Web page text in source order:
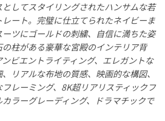
してスタイリングされたハンサムな若
ート。完璧に仕立てられたネイビーま
ツにゴールドの刺繍、自信に満ちた姿
柱がある豪華な宮殿のインテリア背
ビエントライティング、エレガントな
リアルな布地の質感、映画的な構図、
レーミング、8K超リアリスティックフ
ラーグレーディング、ドラマチックで